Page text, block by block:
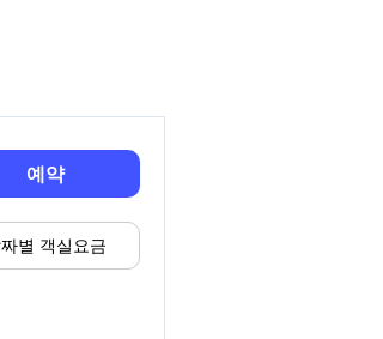
예약
별 객실요금